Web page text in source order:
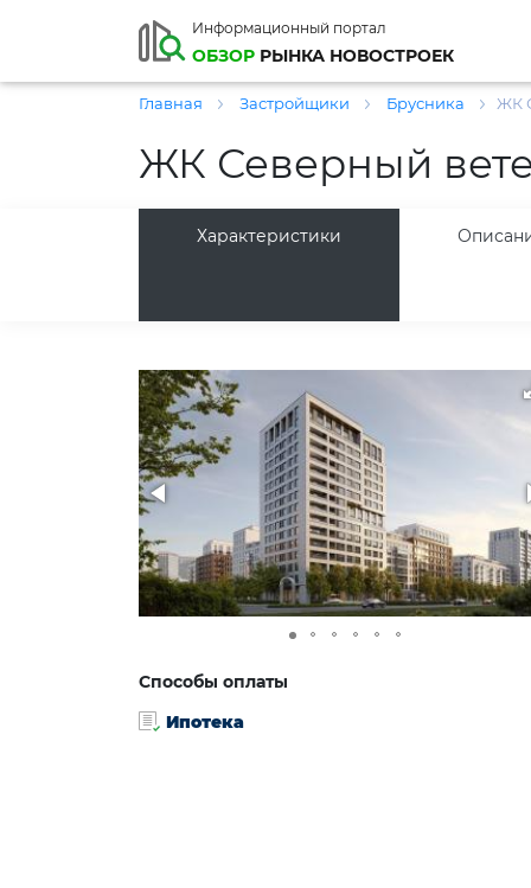
Информационный портал
ОБЗОР РЫНКА НОВОСТРОЕК
Главная Застройщики Брусника ЖК
ЖК Северный
Характеристики
Способы оплаты
Ипотека